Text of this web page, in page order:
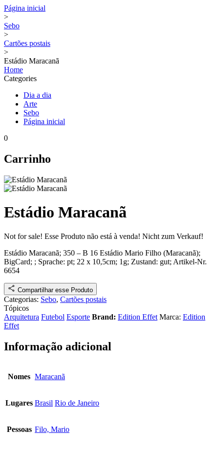
Página inicial
>
Sebo
>
Cartões postais
>
Estádio Maracanã
Home
Categories
Dia a dia
Arte
Sebo
Página inicial
0
Carrinho
Estádio Maracanã
Not for sale! Esse Produto não está à venda! Nicht zum Verkauf!
Estádio Maracanã; 350 – B 16 Estádio Mario Filho (Maracanã);
BigCard; ; Sprache: pt; 22 x 10,5cm; 1g; Zustand: gut; Artikel-Nr.
6654
Compartilhar esse Produto
Categorias: Sebo, Cartões postais
Tópicos
Arquitetura Futebol Esporte Brand: Edition Effet Marca: Edition
Effet
Informação adicional
Nomes Maracanã
Lugares Brasil Rio de Janeiro
Pessoas Filo, Mario